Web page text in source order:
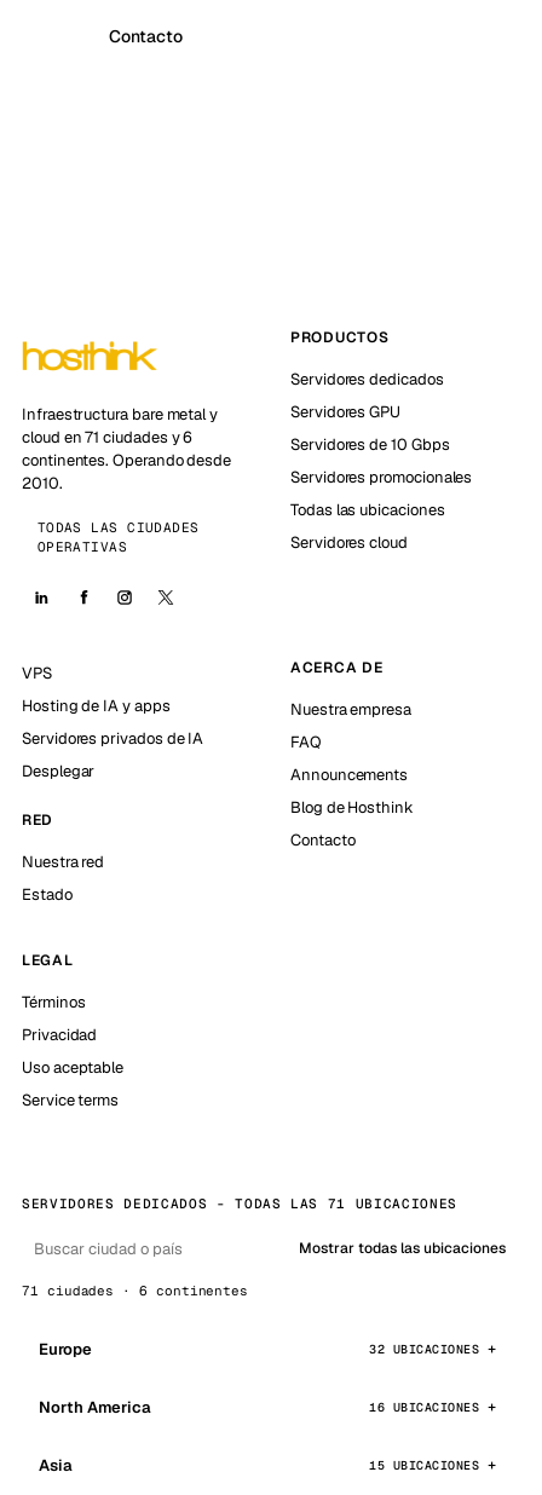
Contacto
Infraestructura bare metal y
cloud en 71 ciudades y 6
continentes. Operando desde
2010.
TODAS LAS CIUDADES
OPERATIVAS
PRODUCTOS
Servidores dedicados
Servidores GPU
Servidores de 10 Gbps
Servidores promocionales
Todas las ubicaciones
Servidores cloud
VPS
Hosting de IA y apps
Servidores privados de IA
Desplegar
RED
Nuestra red
Estado
ACERCA DE
Nuestra empresa
FAQ
Announcements
Blog de Hosthink
Contacto
LEGAL
Términos
Privacidad
Uso aceptable
Service terms
SERVIDORES DEDICADOS - TODAS LAS 71 UBICACIONES
Mostrar todas las ubicaciones
71 ciudades · 6 continentes
Europe 32 UBICACIONES
North America 16 UBICACIONES
Asia 15 UBICACIONES